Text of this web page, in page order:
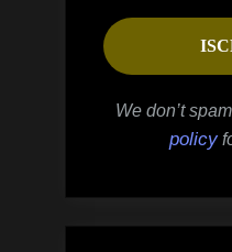
We don’t
policy